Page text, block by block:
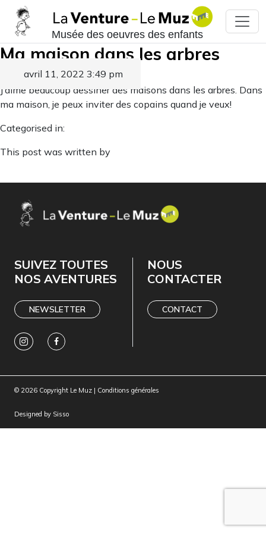
Musée des oeuvres des enfants
Ma maison dans les arbres
avril 11, 2022 3:49 pm
Published by
J’aime beaucoup dessiner des maisons dans les arbres. Dans
ma maison, je peux inviter des copains quand je veux!
Categorised in:
This post was written by
SUIVEZ TOUTES
NOS AVENTURES
NEWSLETTER
NOUS
CONTACTER
CONTACT
© 2026 Copyright Le Muz | Conditions générales
Designed by Sisso